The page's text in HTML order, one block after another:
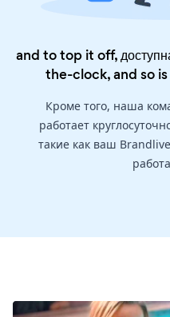
and to top it off,
the-clock, and so
Кроме того, наша
работает
такие как ваш